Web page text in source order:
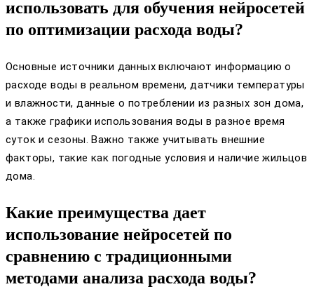
использовать для обучения нейросетей
по оптимизации расхода воды?
Основные источники данных включают информацию о
расходе воды в реальном времени, датчики температуры
и влажности, данные о потреблении из разных зон дома,
а также графики использования воды в разное время
суток и сезоны. Важно также учитывать внешние
факторы, такие как погодные условия и наличие жильцов
дома.
Какие преимущества дает
использование нейросетей по
сравнению с традиционными
методами анализа расхода воды?